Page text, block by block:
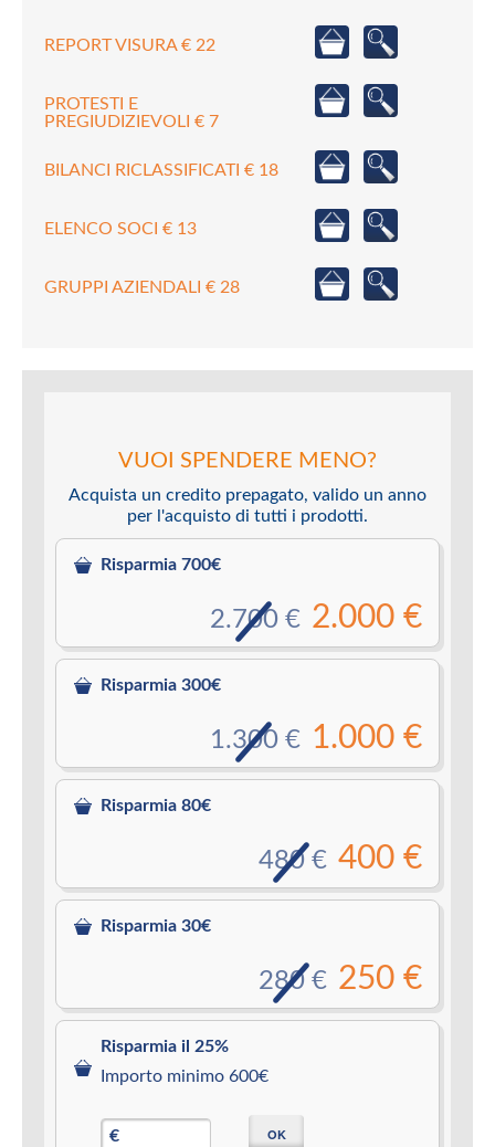
REPORT VISURA € 22
PROTESTI E
PREGIUDIZIEVOLI € 7
BILANCI RICLASSIFICATI € 18
ELENCO SOCI € 13
GRUPPI AZIENDALI € 28
VUOI SPENDERE MENO?
Acquista un credito prepagato, valido un anno
per l'acquisto di tutti i prodotti.
Risparmia 700€
2.000 €
2.700 €
Risparmia 300€
1.000 €
1.300 €
Risparmia 80€
400 €
480 €
Risparmia 30€
250 €
280 €
Risparmia il 25%
Importo minimo 600€
€ OK